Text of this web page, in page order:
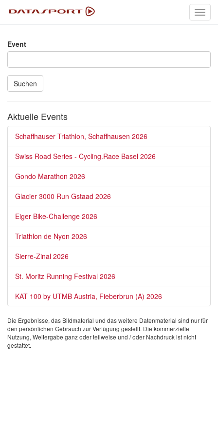
Event
Suchen
Aktuelle Events
Schaffhauser Triathlon, Schaffhausen 2026
Swiss Road Series - Cycling.Race Basel 2026
Gondo Marathon 2026
Glacier 3000 Run Gstaad 2026
Eiger Bike-Challenge 2026
Triathlon de Nyon 2026
Sierre-Zinal 2026
St. Moritz Running Festival 2026
KAT 100 by UTMB Austria, Fieberbrun (A) 2026
Die Ergebnisse, das Bildmaterial und das weitere Datenmaterial sind nur für
den persönlichen Gebrauch zur Verfügung gestellt. Die kommerzielle
Nutzung, Weitergabe ganz oder teilweise und / oder Nachdruck ist nicht
gestattet.